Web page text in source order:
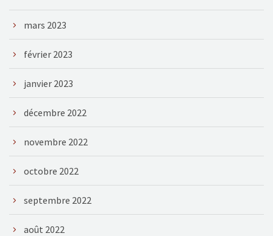
mars 2023
février 2023
janvier 2023
décembre 2022
novembre 2022
octobre 2022
septembre 2022
août 2022